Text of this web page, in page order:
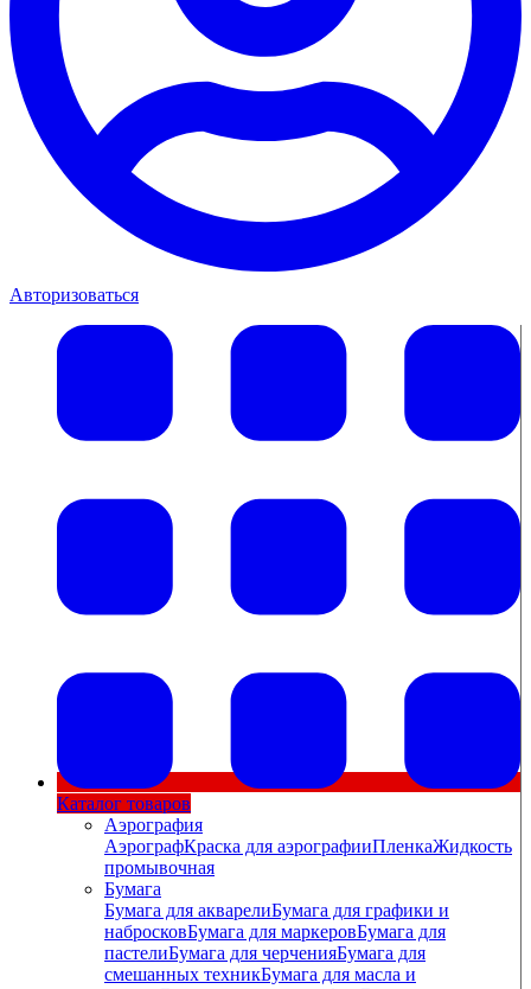
Авторизоваться
Каталог товаров
Аэрография
АэрографКраска для аэрографииПленкаЖидкость
промывочная
Бумага
Бумага для акварелиБумага для графики и
набросковБумага для маркеровБумага для
пастелиБумага для черченияБумага для
смешанных техникБумага для масла и